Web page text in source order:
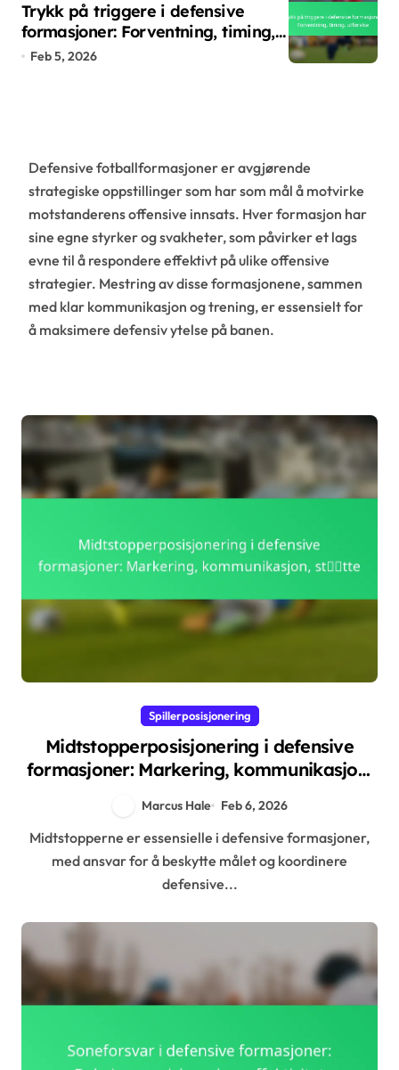
Trykk på triggere i defensive
formasjoner: Forventning, timing,
utførelse
Feb 5, 2026
Defensive fotballformasjoner er avgjørende
strategiske oppstillinger som har som mål å motvirke
motstanderens offensive innsats. Hver formasjon har
sine egne styrker og svakheter, som påvirker et lags
evne til å respondere effektivt på ulike offensive
strategier. Mestring av disse formasjonene, sammen
med klar kommunikasjon og trening, er essensielt for
å maksimere defensiv ytelse på banen.
Spillerposisjonering
Midtstopperposisjonering i defensive
formasjoner: Markering, kommunikasjon,
Marcus Hale Feb 6, 2026
Midtstopperne er essensielle i defensive formasjoner,
med ansvar for å beskytte målet og koordinere
defensive...